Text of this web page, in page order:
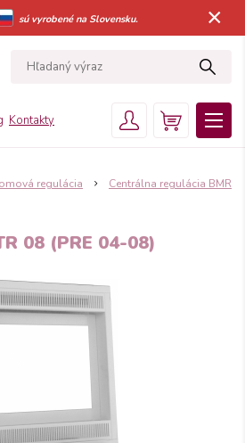
sú vyrobené na Slovensku. ×
Kontakty
regulácia
Centrálna regulácia BMR
08 (PRE 04-08)